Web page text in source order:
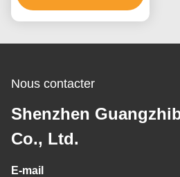
Nous contacter
Shenzhen
Co., Ltd.
E-mail